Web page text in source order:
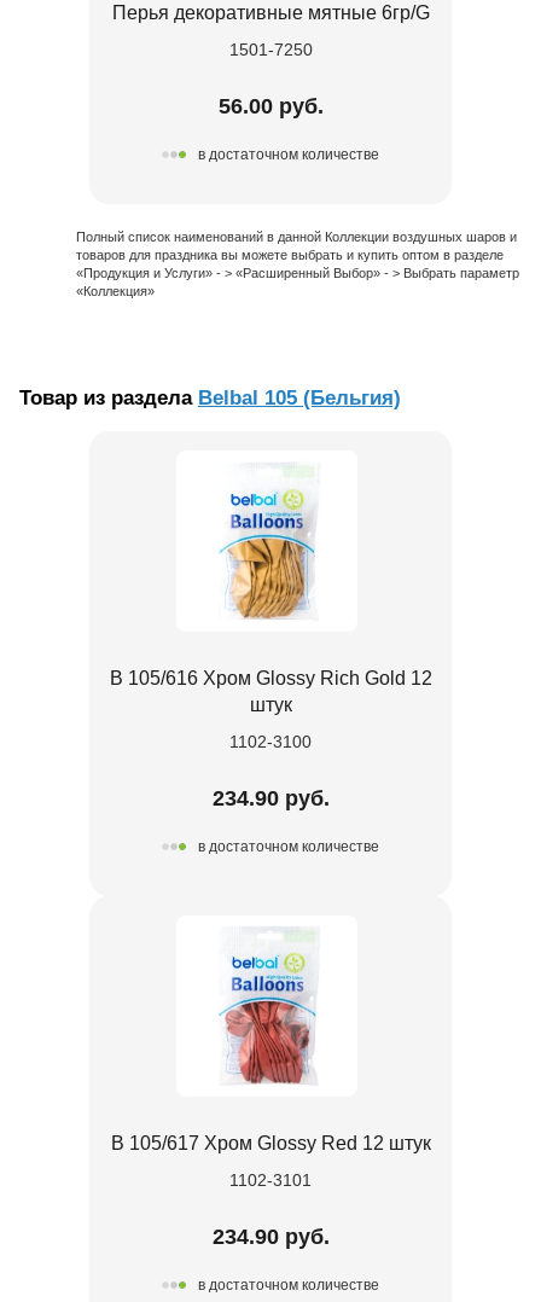
Перья декоративные мятные 6гр/G
1501-7250
56.00 руб.
в достаточном количестве
Полный список наименований в данной Коллекции воздушных шаров и
товаров для праздника вы можете выбрать и купить оптом в разделе
«Продукция и Услуги» - > «Расширенный Выбор» - > Выбрать параметр
«Коллекция»
Товар из раздела Belbal 105 (Бельгия)
В 105/616 Хром Glossy Rich Gold 12
штук
1102-3100
234.90 руб.
в достаточном количестве
В 105/617 Хром Glossy Red 12 штук
1102-3101
234.90 руб.
в достаточном количестве